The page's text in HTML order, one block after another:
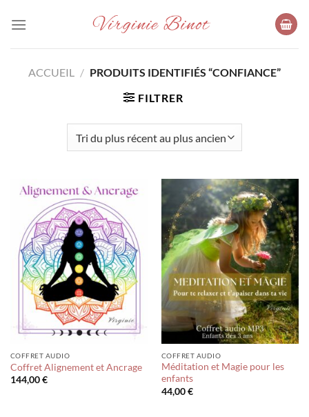
ACCUEIL / PRODUITS IDENTIFIÉS “CONFIANCE”
FILTRER
COFFRET AUDIO
Coffret Alignement et Ancrage
144,00€
COFFRET AUDIO
Méditation et Magie pour les
enfants
44,00€